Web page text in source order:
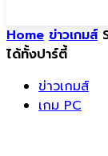
Home ข่าวเกมส์
ได้ทั้งปาร์ตี้
ข่าวเกมส์
เกม PC